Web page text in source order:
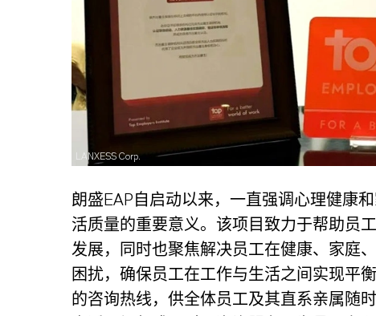
LANXESS Corp.
朗盛EAP自启动以来，一直强调心理健康
活质量的重要意义。该项目致力于帮助员
发展，同时也聚焦解决员工在健康、家庭
困扰，确保员工在工作与生活之间实现平
的咨询热线，供全体员工及其直系亲属随